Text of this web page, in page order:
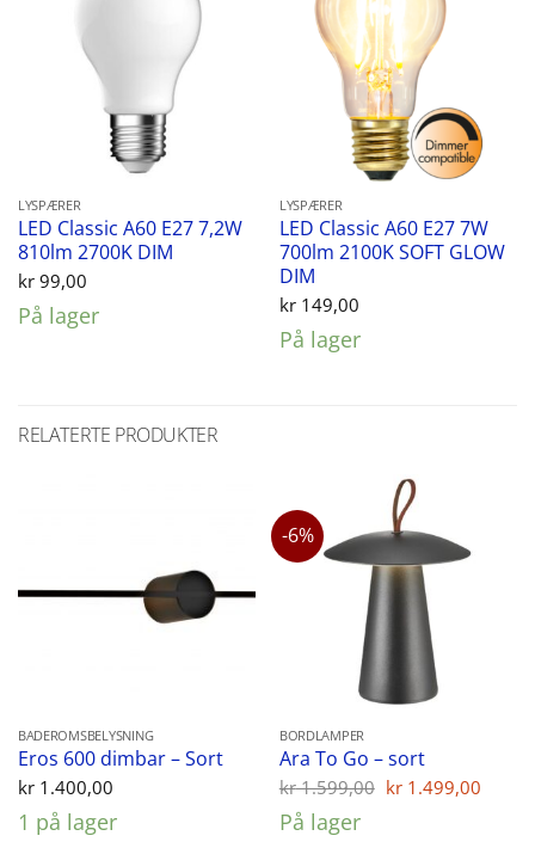
LYSPÆRER
LED Classic A60 E27 7,2W
810lm 2700K DIM
kr99,00
På lager
LYSPÆRER
LED Classic A60 E27 7W
700lm 2100K SOFT GLOW
DIM
kr149,00
På lager
RELATERTE PRODUKTER
BADEROMSBELYSNING
Eros 600 dimbar – Sort
kr1.400,00
1 på lager
-6%
BORDLAMPER
Ara To Go – sort
kr1.599,00 Opprinnelig
kr 1.499,00
På lager